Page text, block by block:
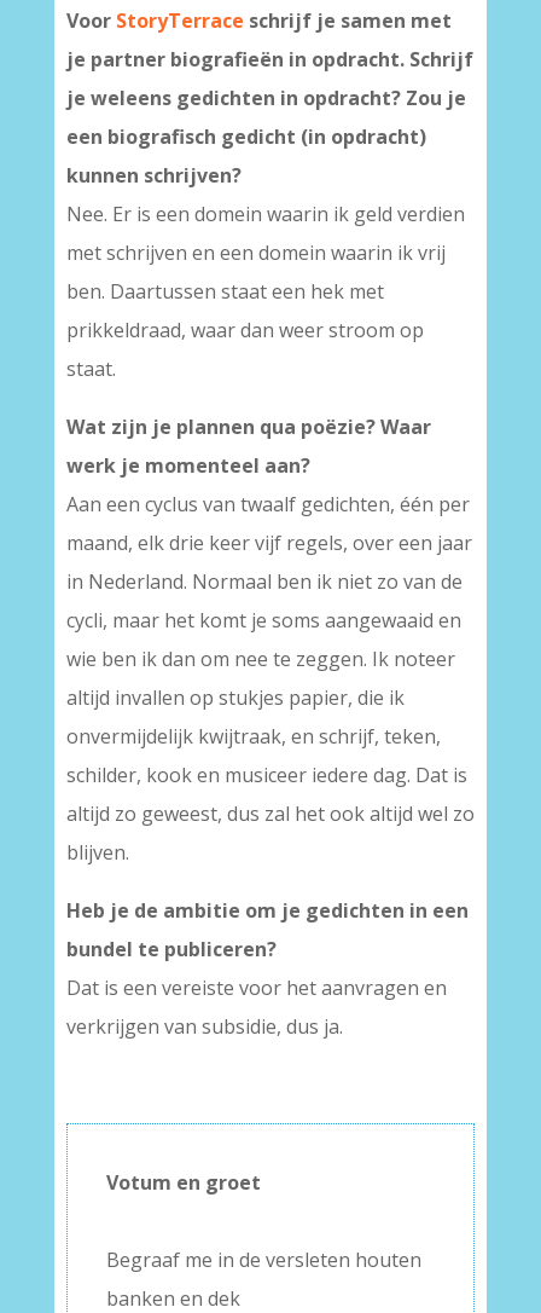
Voor StoryTerrace schrijf je samen met
je partner biografieën in opdracht. Schrijf
je weleens gedichten in opdracht? Zou je
een biografisch gedicht (in opdracht)
kunnen schrijven?
Nee. Er is een domein waarin ik geld verdien
met schrijven en een domein waarin ik vrij
ben. Daartussen staat een hek met
prikkeldraad, waar dan weer stroom op
staat.
Wat zijn je plannen qua poëzie? Waar
werk je momenteel aan?
Aan een cyclus van twaalf gedichten, één per
maand, elk drie keer vijf regels, over een jaar
in Nederland. Normaal ben ik niet zo van de
cycli, maar het komt je soms aangewaaid en
wie ben ik dan om nee te zeggen. Ik noteer
altijd invallen op stukjes papier, die ik
onvermijdelijk kwijtraak, en schrijf, teken,
schilder, kook en musiceer iedere dag. Dat is
altijd zo geweest, dus zal het ook altijd wel zo
blijven.
Heb je de ambitie om je gedichten in een
bundel te publiceren?
Dat is een vereiste voor het aanvragen en
verkrijgen van subsidie, dus ja.
Votum en groet
Begraaf me in de versleten houten
banken en dek